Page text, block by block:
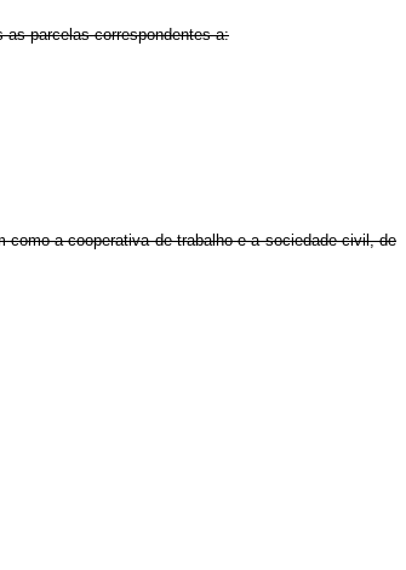
as parcelas correspondentes a:
como a cooperativa de trabalho e a sociedade civil, de